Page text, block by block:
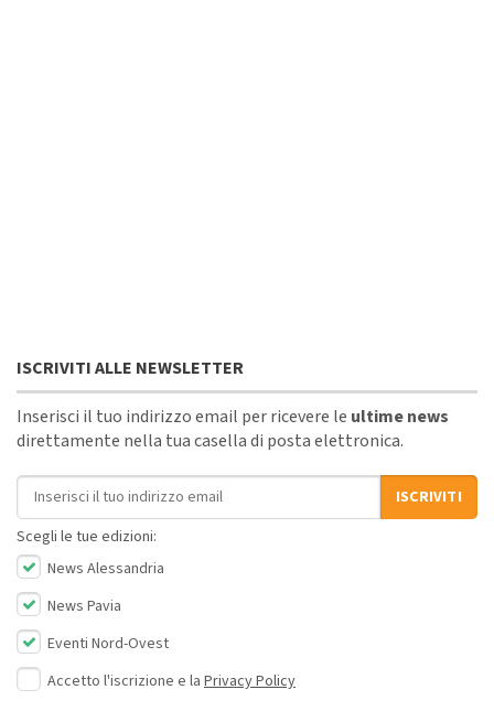
ISCRIVITI ALLE NEWSLETTER
Inserisci il tuo indirizzo email per ricevere le ultime news
direttamente nella tua casella di posta elettronica.
Indirizzo email
ISCRIVITI
Scegli le tue edizioni:
News Alessandria
News Pavia
Eventi Nord-Ovest
Accetto l'iscrizione e la Privacy Policy